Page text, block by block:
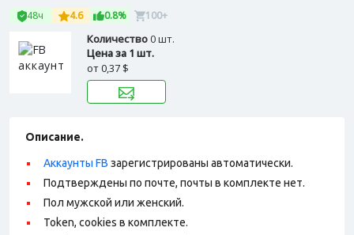
48ч 4.6 0.8% 100+
Количество0 шт.
Цена за 1 шт.
от0,37 $
Описание.
Аккаунты FB зарегистрированы автоматически.
Подтверждены по почте, почты в комплекте нет.
Пол мужской или женский.
Token, cookies в комплекте.